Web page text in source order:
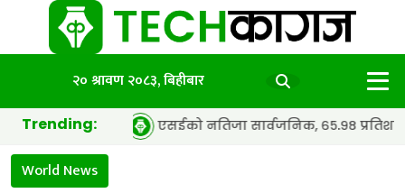
२० श्रावण २०८३, बिहीबार
Trending:एसईको नतिजा सार्वजनिक, ६५.९८ प्रतिशत विद्यार्थी
World News